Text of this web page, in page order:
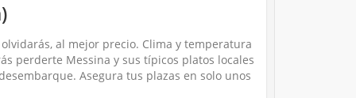
al mejor precio. Clima y temperatura
perderte Messina y sus típicos platos locales
Asegura tus plazas en solo unos